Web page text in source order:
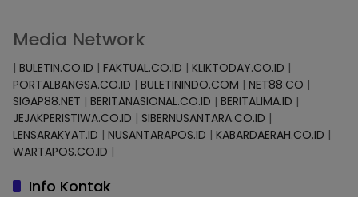
Media Network
| BULETIN.CO.ID | FAKTUAL.CO.ID | KLIKTODAY.CO.ID |
PORTALBANGSA.CO.ID | BULETININDO.COM | NET88.CO |
SIGAP88.NET | BERITANASIONAL.CO.ID | BERITALIMA.ID |
JEJAKPERISTIWA.CO.ID | SIBERNUSANTARA.CO.ID |
LENSARAKYAT.ID | NUSANTARAPOS.ID | KABARDAERAH.CO.ID |
WARTAPOS.CO.ID |
Info Kontak